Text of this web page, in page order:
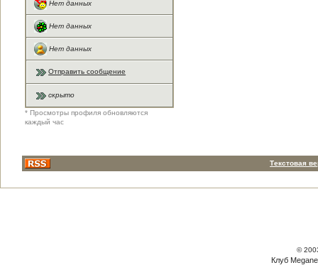
Нет данных
Нет данных
Нет данных
Отправить сообщение
скрыто
* Просмотры профиля обновляются
каждый час
Текстовая
©
Клуб